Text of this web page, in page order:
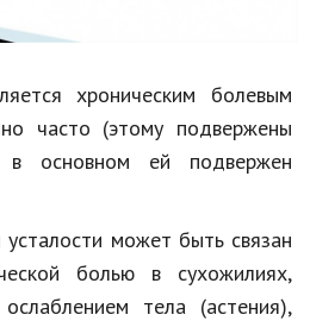
хроническим болевым
часто (этому подвержены
в основном ей подвержен
может быть связан
болью в сухожилиях,
тела (астения),